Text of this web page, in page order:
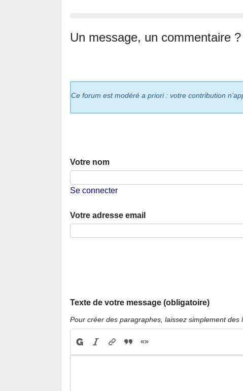
Un message, un commentaire ?
Ce forum est modéré a priori : votre contribution
Votre nom
Se connecter
Votre adresse email
Texte de votre message (obligatoire)
Pour créer des paragraphes, laissez simplement des